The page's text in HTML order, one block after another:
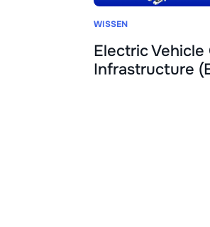
WISSEN
Electric Vehicle
Infrastructure